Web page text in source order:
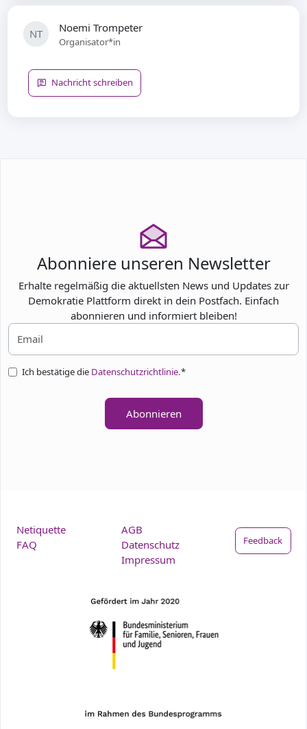
NT Noemi Trompeter
Organisator*in
Nachricht schreiben
Abonniere unseren Newsletter
Erhalte regelmäßig die aktuellsten News und Updates zur
Demokratie Plattform direkt in dein Postfach. Einfach
abonnieren und informiert bleiben!
Ich bestätige die Datenschutzrichtlinie.*
Abonnieren
Netiquette
FAQ
AGB
Datenschutz
Impressum
Feedback